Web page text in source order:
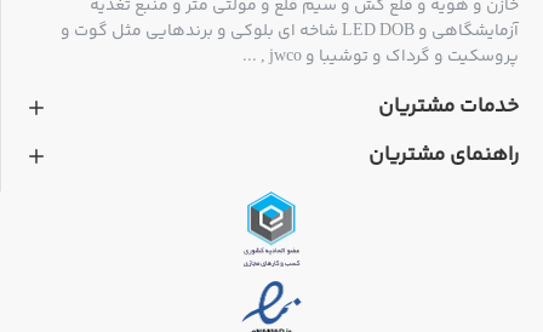
خازن و هویه و قلع کش و سیم قلع و مولتی متر و منبع تغذیه
آزمایشگاهی و LED DOB شاخه ای بلوکی و برندهایی مثل گوت و
پروسکیت و گرداک و توشیبا و jwco , ...
خدمات مشتریان
راهنمای مشتریان